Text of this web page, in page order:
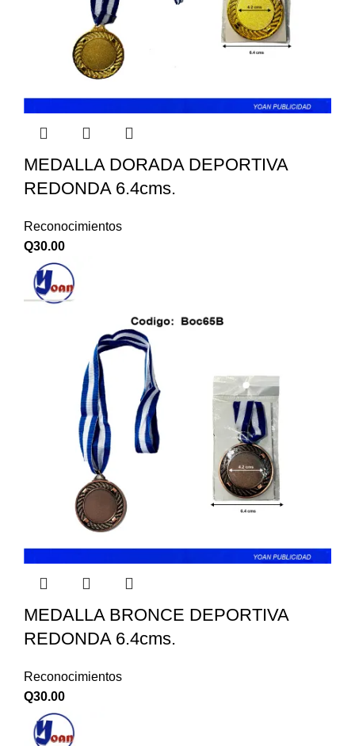
MEDALLA DORADA DEPORTIVA
REDONDA 6.4cms.
Reconocimientos
Q30.00
MEDALLA BRONCE DEPORTIVA
REDONDA 6.4cms.
Reconocimientos
Q30.00